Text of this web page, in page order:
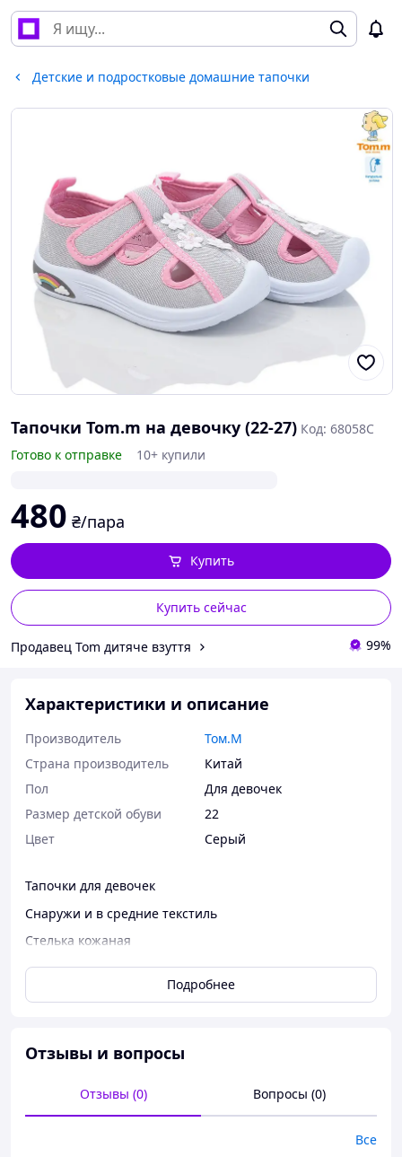
Детские и подростковые домашние тапочки
Тапочки Tom.m на девочку (22-27) Код: 68058С
Готово к отправке
10+ купили
480 ₴/пара
Купить сейчас
Купить
Продавец Tom дитяче взуття 99%
Характеристики и описание
Производитель
Том.М
Страна производитель
Китай
Пол
Для девочек
Размер детской обуви
22
Цвет
Серый
Тапочки для девочек
Снаружи и в средние текстиль
Стелька кожаная
Есть супинатор
Фиксируется липучкой
22р. - 14,4см
24р. - 15,8см
25р. - 16,4см
Подробнее
Отзывы и вопросы
Отзывы (0) Вопросы (0)
Все